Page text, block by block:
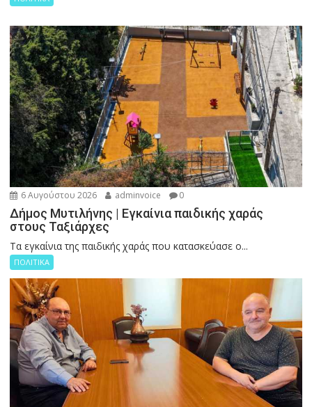
6 Αυγούστου 2026 adminvoice 0
Δήμος Μυτιλήνης | Εγκαίνια παιδικής χαράς
στους Ταξιάρχες
Tα εγκαίνια της παιδικής χαράς που κατασκεύασε ο...
ΠΟΛΙΤΙΚΑ